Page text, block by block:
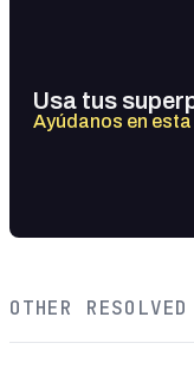
Usa tus
Ayúdanos en
OTHER